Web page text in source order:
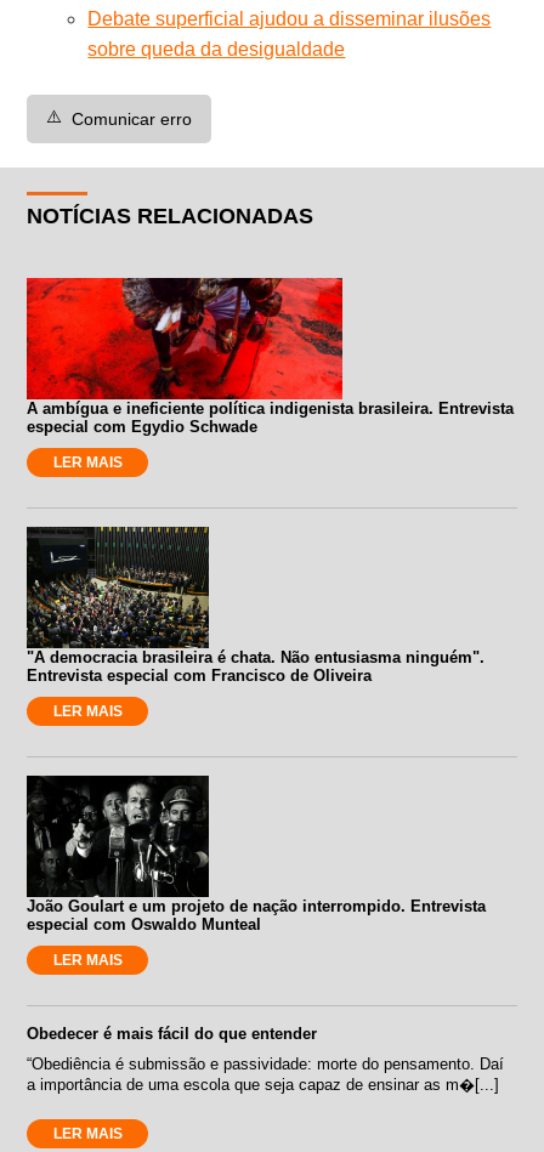
Debate superficial ajudou a disseminar ilusões
sobre queda da desigualdade
⚠️ Comunicar erro
NOTÍCIAS RELACIONADAS
A ambígua e ineficiente política indigenista brasileira. Entrevista
especial com Egydio Schwade
LER MAIS
"A democracia brasileira é chata. Não entusiasma ninguém".
Entrevista especial com Francisco de Oliveira
LER MAIS
João Goulart e um projeto de nação interrompido. Entrevista
especial com Oswaldo Munteal
LER MAIS
Obedecer é mais fácil do que entender
“Obediência é submissão e passividade: morte do pensamento. Daí
a importância de uma escola que seja capaz de ensinar as m�[...]
LER MAIS